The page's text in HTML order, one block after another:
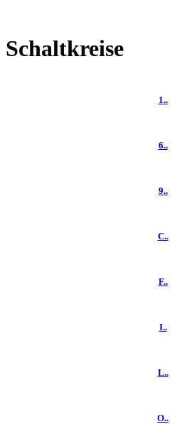
Schaltkreise
1..
6..
9..
C..
F..
I..
L..
O..